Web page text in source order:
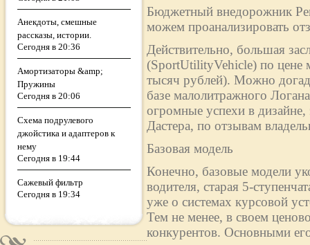
Анекдоты, смешные
рассказы, истории.
Сегодня в 20:36
Амортизаторы &amp;
Пружины
Сегодня в 20:06
Схема подрулевого
джойстика и адаптеров к
нему
Сегодня в 19:44
Сажевый фильтр
Сегодня в 19:34
Бюджетный внедорожник
можем проанализировать
Действительно, большая
(SportUtilityVehicle) по цене
тысяч рублей). Можно
базе малолитражного
огромные успехи в
Дастера, по отзывам
Базовая модель
Конечно, базовые модели
водителя, старая 5-
уже о системах курсовой
Тем не менее, в своем
конкурентов. Основными